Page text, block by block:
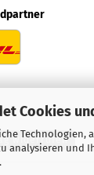
Cookies
analysieren
.
widerrufen